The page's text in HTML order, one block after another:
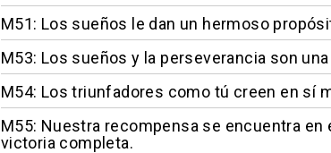
M51: Los sueños le dan un hermoso
M53: Los sueños y la perseverancia son
M54: Los triunfadores como tú creen en sí
M55: Nuestra recompensa se encuentra
victoria completa.